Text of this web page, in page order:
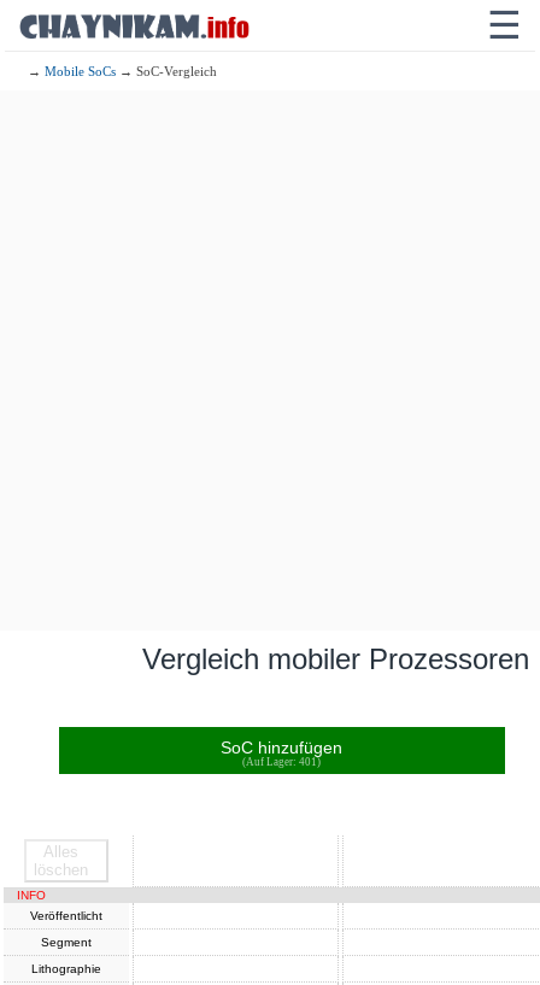
☰
→Mobile SoCs → SoC-Vergleich
Vergleich mobiler Prozessoren
SoC hinzufügen
(Auf Lager: 401)
Alles
löschen
INFO
Veröffentlicht
Segment
Lithographie